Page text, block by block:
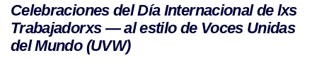
Celebraciones del Día Internacional de lxs
Trabajadorxs — al estilo de Voces Unidas
del Mundo (UVW)